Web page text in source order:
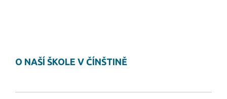
O NAŠÍ ŠKOLE V ČÍNŠTINĚ